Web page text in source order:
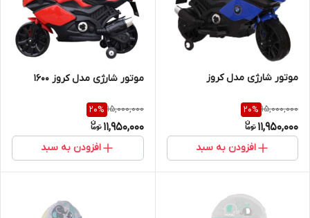
موتور شارژی مدل کروز
15,000,000
20%
11,950,000
افزودن به سبد
موتور شارژی مدل کروز 1600
15,000,000
20%
11,950,000
افزودن به سبد